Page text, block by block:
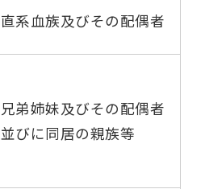
直系血族及びその配偶者
兄弟姉妹及びその配偶者
並びに同居の親族等